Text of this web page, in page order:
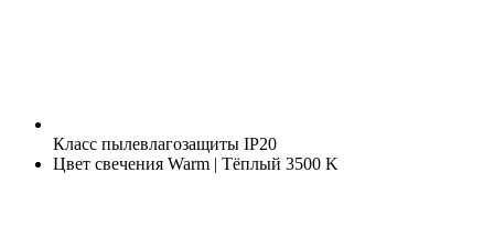
Класс пылевлагозащиты IP20
Цвет свечения Warm | Тёплый 3500 K